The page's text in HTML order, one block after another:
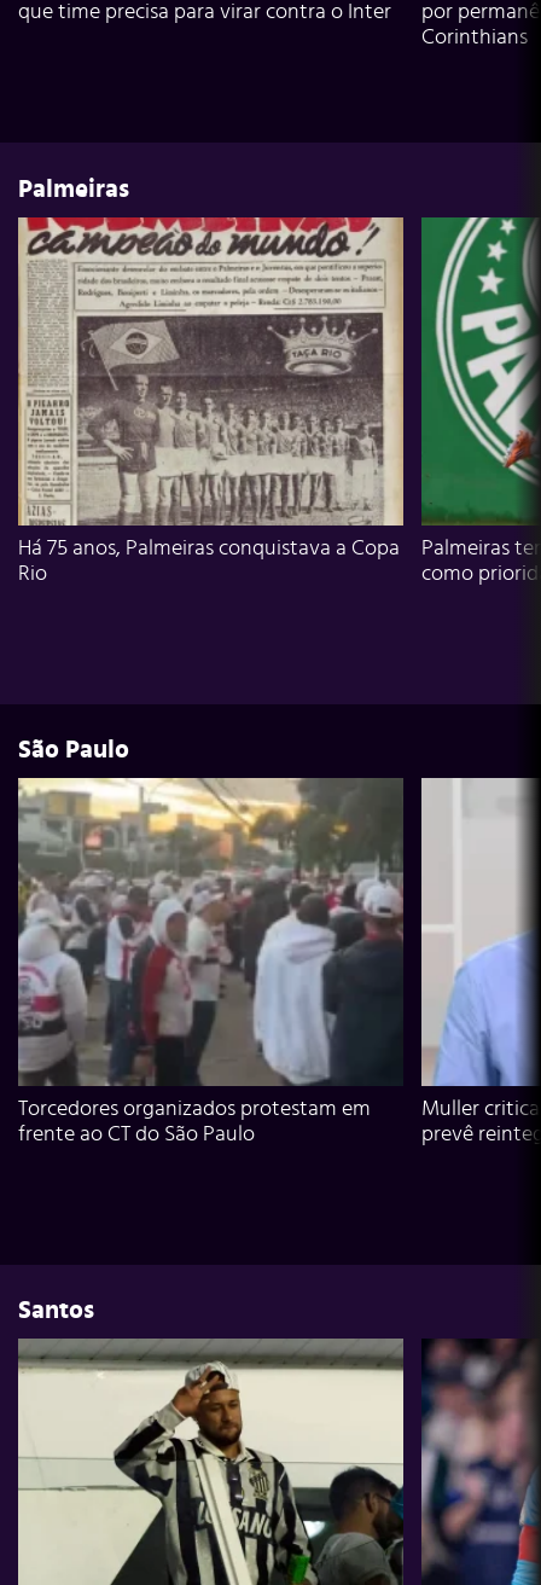
que time precisa para virar contra o Inter
por
Corinthians
Palmeiras
Há 75 anos, Palmeiras conquistava a Copa
Rio
Palmeiras
como
São Paulo
Torcedores organizados protestam em
frente ao CT do São Paulo
Muller
prevê
Santos